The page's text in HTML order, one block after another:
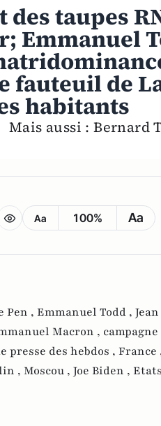
des taupes
Emmanuel
fauteuil de
habitants
Mais aussi : Bernard
Aa 100% Aa
Pen , Emmanuel Todd ,
Macron ,
presse des hebdos , France
, Moscou , Joe Biden ,